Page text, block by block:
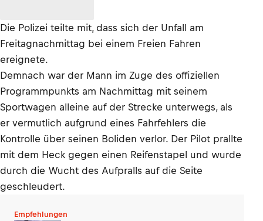
Die Polizei teilte mit, dass sich der Unfall am
Freitagnachmittag bei einem Freien Fahren
ereignete.
Demnach war der Mann im Zuge des offiziellen
Programmpunkts am Nachmittag mit seinem
Sportwagen alleine auf der Strecke unterwegs, als
er vermutlich aufgrund eines Fahrfehlers die
Kontrolle über seinen Boliden verlor. Der Pilot prallte
mit dem Heck gegen einen Reifenstapel und wurde
durch die Wucht des Aufpralls auf die Seite
geschleudert.
Empfehlungen